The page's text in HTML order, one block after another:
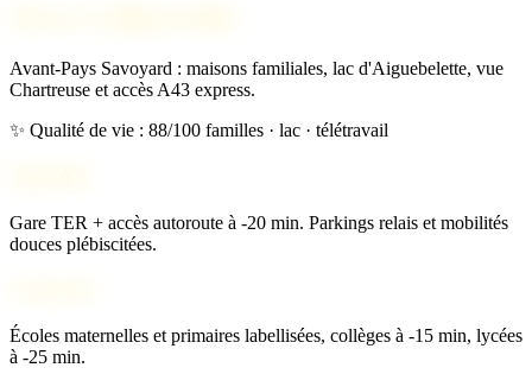
Avant-Pays Savoyard : maisons familiales, lac d'Aiguebelette, vue
Chartreuse et accès A43 express.
✨ Qualité de vie : 88/100 familles · lac · télétravail
Gare TER + accès autoroute à -20 min. Parkings relais et mobilités
douces plébiscitées.
Écoles maternelles et primaires labellisées, collèges à -15 min, lycées
à -25 min.